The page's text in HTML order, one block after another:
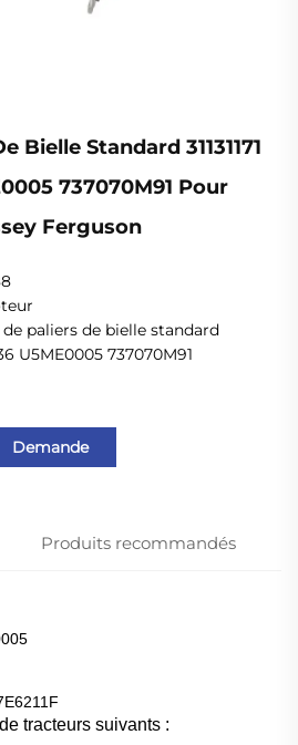
Bielle Standard 31131171
737070M91 Pour
Ferguson
paliers de bielle standard
U5ME0005 737070M91
Demande
Produits recommandés
tracteurs suivants :